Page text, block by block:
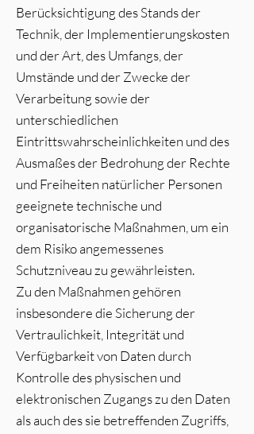
Berücksichtigung des Stands der
Technik, der Implementierungskosten
und der Art, des Umfangs, der
Umstände und der Zwecke der
Verarbeitung sowie der
unterschiedlichen
Eintrittswahrscheinlichkeiten und des
Ausmaßes der Bedrohung der Rechte
und Freiheiten natürlicher Personen
geeignete technische und
organisatorische Maßnahmen, um ein
dem Risiko angemessenes
Schutzniveau zu gewährleisten.
Zu den Maßnahmen gehören
insbesondere die Sicherung der
Vertraulichkeit, Integrität und
Verfügbarkeit von Daten durch
Kontrolle des physischen und
elektronischen Zugangs zu den Daten
als auch des sie betreffenden Zugriffs,